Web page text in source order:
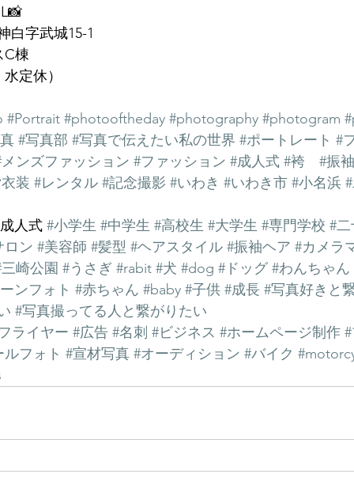
白字武城15-1
C棟
定休）
#Portrait #photooftheday #photography #photogram
#写真部 #写真で伝えたい私の世界 #ポートレート #
ンズファッション #ファッション #成人式 #袴
#振袖
装 #レンタル #記念撮影 #いわき #いわき市 #小名浜
人式 #小学生 #中学生 #高校生 #大学生 #専門学校 #
ロン #美容師 #髪型 #ヘアスタイル #振袖ヘア #カメラ
崎公園 #うさぎ #rabit #犬 #dog #ドッグ #わんちゃん
ンフォト #赤ちゃん #baby #子供 #成長 #写真好きと
#写真撮ってる人と繋がりたい
ライヤー #広告 #名刺 #ビジネス #ホームページ制作
フォト #宣材写真 #オーディション #バイク